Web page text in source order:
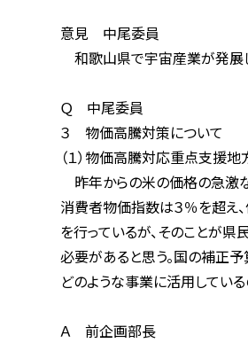
意見 中尾委員
和歌山県で宇宙産業が発展し、
Ｑ 中尾委員
３ 物価高騰対策について
（１）物価高騰対応重点支援地
昨年からの米の価格の急激な上
消費者物価指数は３％を超え、値
を行っているが、そのことが県民
必要があると思う。国の補正予算
どのような事業に活用している
Ａ 前企画部長